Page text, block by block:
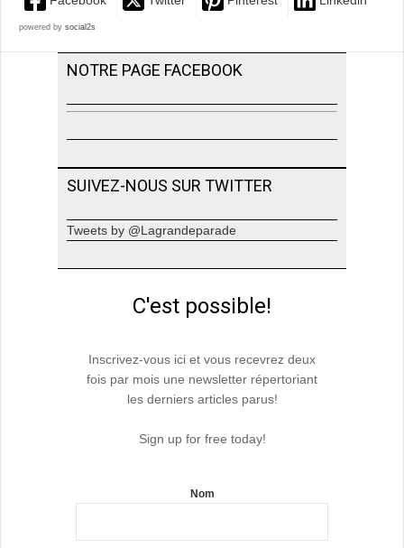
powered by social2s
NOTRE PAGE FACEBOOK
SUIVEZ-NOUS SUR TWITTER
Tweets by @Lagrandeparade
C'est possible!
Inscrivez-vous ici et vous recevrez deux
fois par mois une newsletter répertoriant
les derniers articles parus!
Sign up for free today!
Nom